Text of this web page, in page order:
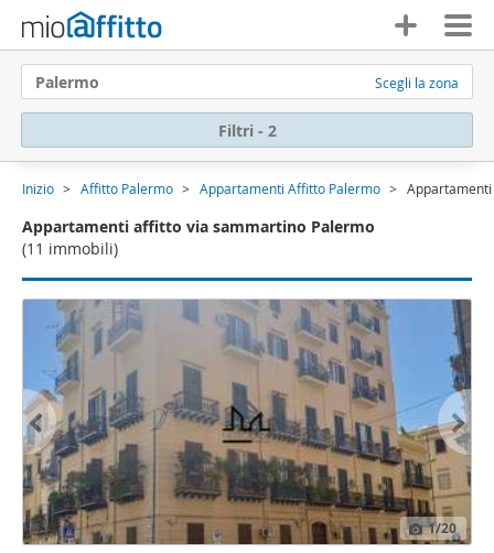
Palermo Scegli la zona
Filtri - 2
Inizio Affitto Palermo Appartamenti Affitto Palermo
Appartamenti affitto via sammartino Palermo
(11 immobili)
1/20